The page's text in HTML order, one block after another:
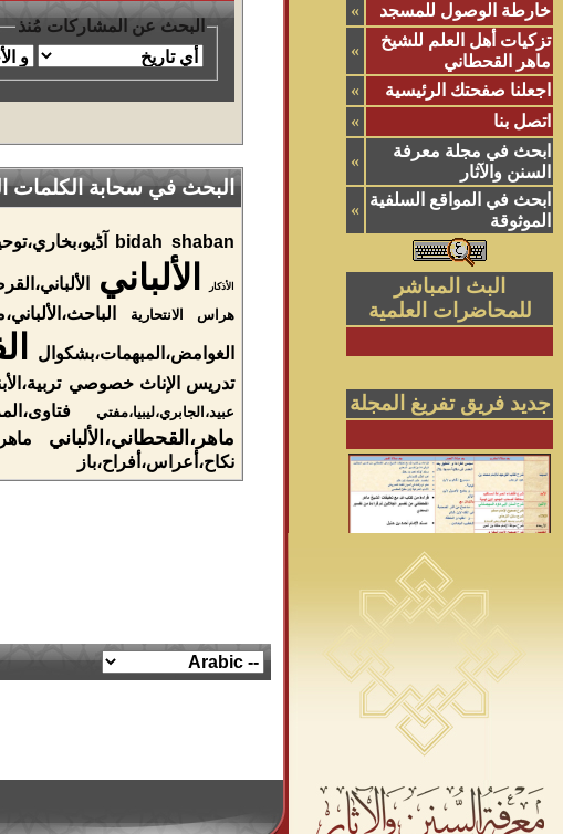
خارطة الوصول للمسجد
»
تزكيات أهل العلم للشيخ
ماهر القحطاني
»
اجعلنا صفحتك الرئيسية
»
اتصل بنا
»
ابحث في مجلة معرفة
السنن والآثار
»
ابحث في المواقع السلفية
الموثوقة
»
البث المباشر
للمحاضرات العلمية
جديد فريق تفريغ المجلة
البحث عن المشاركات مُنذ
البحث في سحابة الكلمات
bidah shaban
الأذكار الألباني
هراس
الانتحارية
الغوامض،المبهمات،بشكوال
تدريس الإناث خصوصي
عبيد،الجابري،ليبيا،مفتي
ماهر،القحطاني،الألباني
نکاح،أعراس،أفراح،باز